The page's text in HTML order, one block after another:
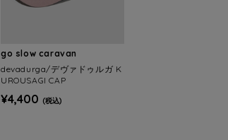
go slow caravan
devadurga/デヴァドゥルガ K
UROUSAGI CAP
¥4,400 (税込)